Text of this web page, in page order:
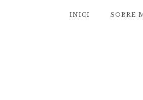
INICI SOBRE